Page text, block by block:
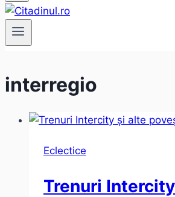
interregio
Eclectice
Trenuri